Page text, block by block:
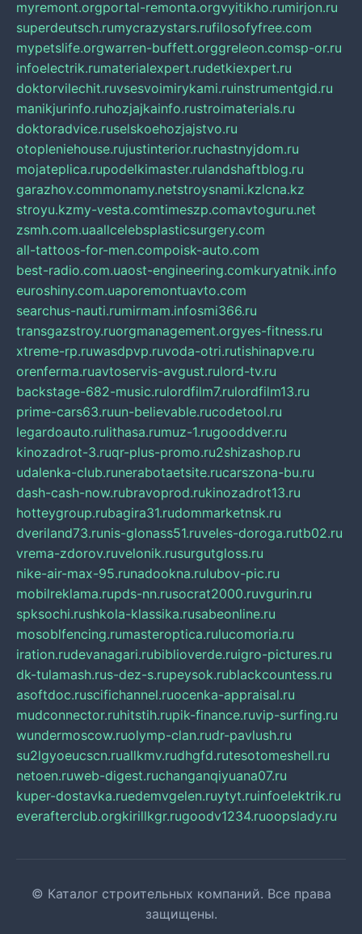
myremont.orgportal-remonta.orgvyitikho.rumirjon.ru
superdeutsch.rumycrazystars.rufilosofyfree.com
mypetslife.orgwarren-buffett.orggreleon.comsp-or.ru
infoelectrik.rumaterialexpert.rudetkiexpert.ru
doktorvilechit.ruvsesvoimirykami.ruinstrumentgid.ru
manikjurinfo.ruhozjajkainfo.rustroimaterials.ru
doktoradvice.ruselskoehozjajstvo.ru
otopleniehouse.rujustinterior.ruchastnyjdom.ru
mojateplica.rupodelkimaster.rulandshaftblog.ru
garazhov.commonamy.netstroysnami.kzlcna.kz
stroyu.kzmy-vesta.comtimeszp.comavtoguru.net
zsmh.com.uaallcelebsplasticsurgery.com
all-tattoos-for-men.compoisk-auto.com
best-radio.com.uaost-engineering.comkuryatnik.info
euroshiny.com.uaporemontuavto.com
searchus-nauti.rumirmam.infosmi366.ru
transgazstroy.ruorgmanagement.orgyes-fitness.ru
xtreme-rp.ruwasdpvp.ruvoda-otri.rutishinapve.ru
orenferma.ruavtoservis-avgust.rulord-tv.ru
backstage-682-music.rulordfilm7.rulordfilm13.ru
prime-cars63.ruun-believable.rucodetool.ru
legardoauto.rulithasa.rumuz-1.rugooddver.ru
kinozadrot-3.ruqr-plus-promo.ru2shizashop.ru
udalenka-club.runerabotaetsite.rucarszona-bu.ru
dash-cash-now.rubravoprod.rukinozadrot13.ru
hotteygroup.rubagira31.rudommarketnsk.ru
dveriland73.runis-glonass51.ruveles-doroga.rutb02.ru
vrema-zdorov.ruvelonik.rusurgutgloss.ru
nike-air-max-95.runadookna.rulubov-pic.ru
mobilreklama.rupds-nn.rusocrat2000.ruvgurin.ru
spksochi.rushkola-klassika.rusabeonline.ru
mosoblfencing.rumasteroptica.rulucomoria.ru
iration.rudevanagari.rubiblioverde.ruigro-pictures.ru
dk-tulamash.rus-dez-s.rupeysok.rublackcountess.ru
asoftdoc.ruscifichannel.ruocenka-appraisal.ru
mudconnector.ruhitstih.rupik-finance.ruvip-surfing.ru
wundermoscow.ruolymp-clan.rudr-pavlush.ru
su2lgyoeucscn.ruallkmv.rudhgfd.rutesotomeshell.ru
netoen.ruweb-digest.ruchanganqiyuana07.ru
kuper-dostavka.ruedemvgelen.ruytyt.ruinfoelektrik.ru
everafterclub.orgkirillkgr.rugoodv1234.ruoopslady.ru
© Каталог строительных компаний. Все права
защищены.